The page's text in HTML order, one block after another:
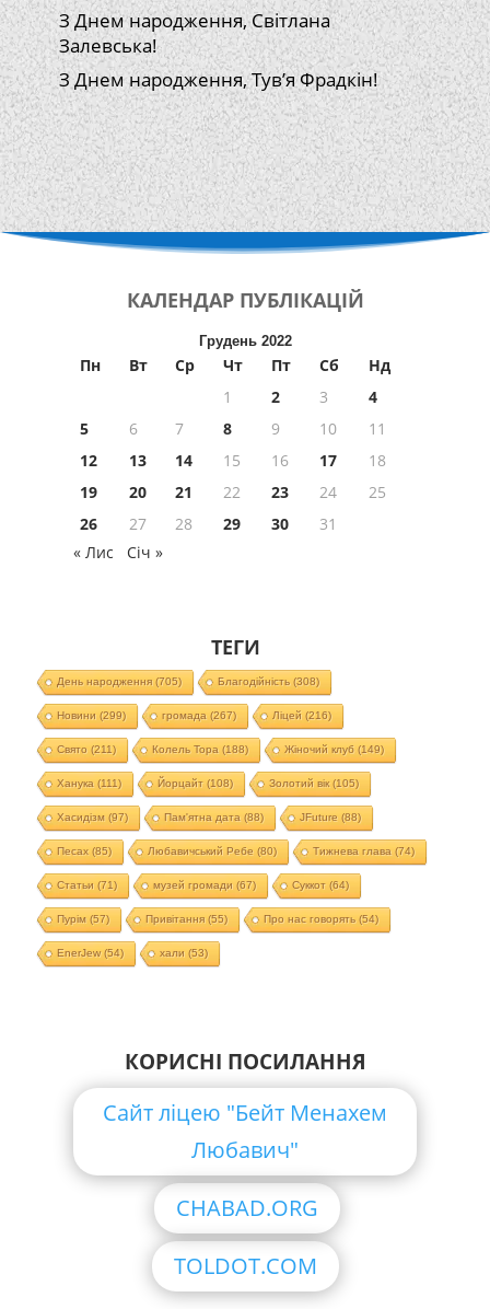
З Днем народження, Світлана
Залевська!
З Днем народження, Тув’я Фрадкін!
КАЛЕНДАР ПУБЛІКАЦІЙ
Грудень 2022
Пн Вт Ср Чт Пт Сб
Нд
1
2 3
4
5
6 7 8 9 10
11
12
13 14 15 16 17
18
19
20 21 22 23 24
25
26
27 28 29 30
31
« Лис
Січ »
ТЕГИ
День народження(705) Благодійність (308)
Новини (299) громада (267) Ліцей (216)
Свято (211) Колель Тора (188) Жіночий клуб (149)
Ханука (111) Йорцайт (108) Золотий вік(105)
Хасидізм (97) Пам'ятна дата (88) JFuture (88)
Песах(85) Любавичський Ребе (80) Тижнева глава (74)
Статьи (71) музей громади (67) Суккот (64)
Пурім (57) Привітання(55) Про нас говорять (54)
EnerJew(54) хали (53)
КОРИСНІ ПОСИЛАННЯ
Сайт ліцею "Бейт Менахем
Любавич"
CHABAD.ORG
TOLDOT.COM